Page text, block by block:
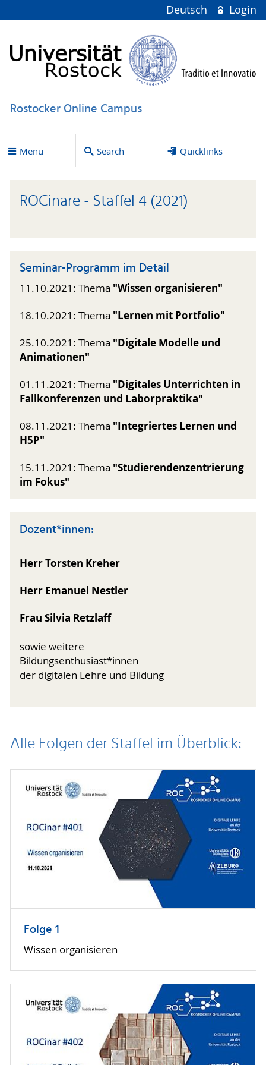
Deutsch Login
Rostocker Online Campus
Menu Search Quicklinks
ROCinare - Staffel 4 (2021)
Seminar-Programm im Detail
11.10.2021: Thema "Wissen organisieren"
18.10.2021: Thema "Lernen mit Portfolio"
25.10.2021: Thema "Digitale Modelle und
Animationen"
01.11.2021: Thema "Digitales Unterrichten in
Fallkonferenzen und Laborpraktika"
08.11.2021: Thema "Integriertes Lernen und
H5P"
15.11.2021: Thema "Studierendenzentrierung
im Fokus"
Dozent*innen:
Herr Torsten Kreher
Herr Emanuel Nestler
Frau Silvia Retzlaff
sowie weitere
Bildungsenthusiast*innen
der digitalen Lehre und Bildung
Alle Folgen der Staffel im Überblick:
Folge 1
Wissen organisieren